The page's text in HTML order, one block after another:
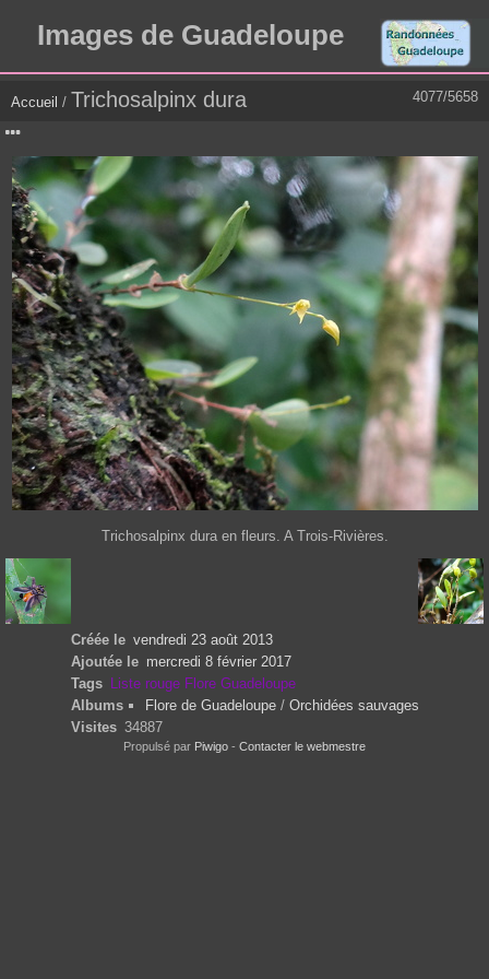
Images de Guadeloupe
4077/5658
Accueil / Trichosalpinx dura
Trichosalpinx dura en fleurs. A Trois-Rivières.
Créée le vendredi 23 août 2013
Ajoutée le mercredi 8 février 2017
Tags Liste rouge Flore Guadeloupe
Albums
Flore de Guadeloupe/ Orchidées sauvages
Visites 34887
Propulsé par Piwigo - Contacter le webmestre